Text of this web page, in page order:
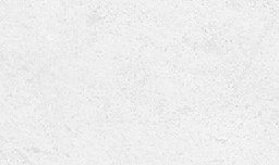
美術館
訊